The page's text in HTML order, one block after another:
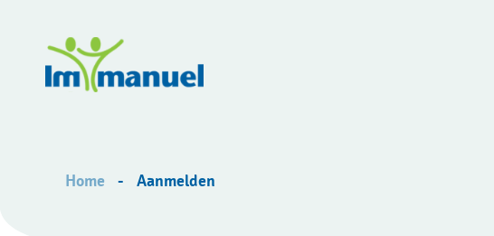
content
Breadcrumb
Home Aanmelden